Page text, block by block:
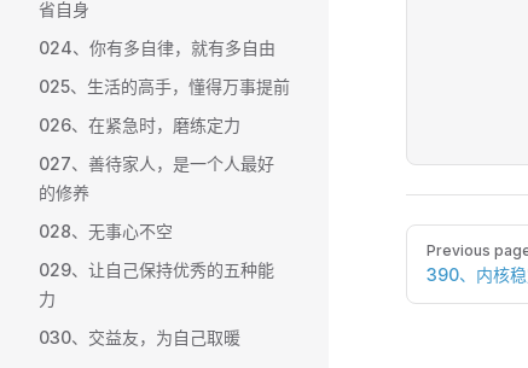
省自身
024、你有多自律，就有多自由
025、生活的高手，懂得万事提前
026、在紧急时，磨练定力
027、善待家人，是一个人最好
的修养
028、无事心不空
029、让自己保持优秀的五种能
力
030、交益友，为自己取暖
Pager
Previous
390、内核